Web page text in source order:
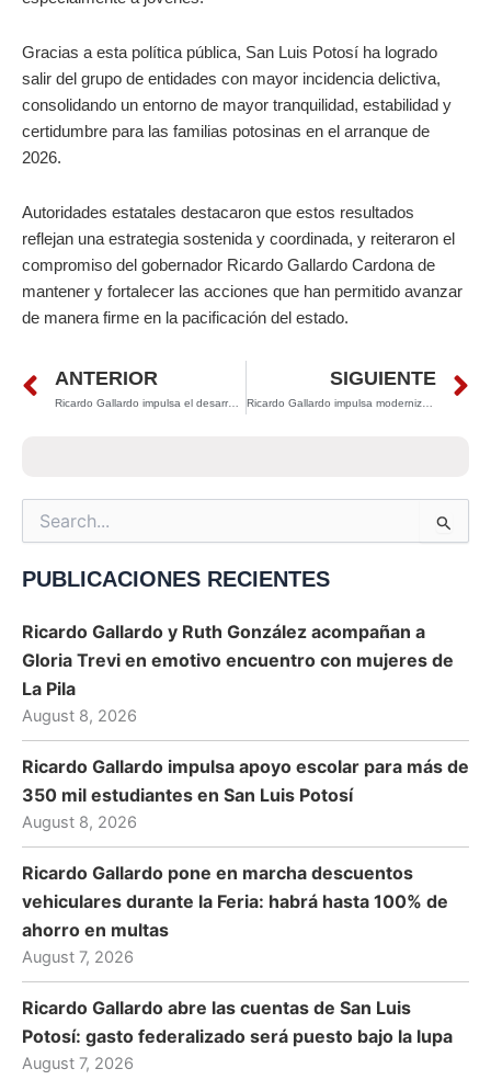
Gracias a esta política pública, San Luis Potosí ha logrado
salir del grupo de entidades con mayor incidencia delictiva,
consolidando un entorno de mayor tranquilidad, estabilidad y
certidumbre para las familias potosinas en el arranque de
2026.
Autoridades estatales destacaron que estos resultados
reflejan una estrategia sostenida y coordinada, y reiteraron el
compromiso del gobernador Ricardo Gallardo Cardona de
mantener y fortalecer las acciones que han permitido avanzar
de manera firme en la pacificación del estado.
Prev
ANTERIOR
Ricardo Gallardo impulsa el desarrollo de la Huasteca con la rehabilitación del camino San Vicente–El Higo
SIGUIENTE
Ricardo Gallardo impulsa modernización sustentable de Splash; autoridades descartan tala de árboles en Tangamanga I
Search
for:
PUBLICACIONES RECIENTES
Ricardo Gallardo y Ruth González acompañan a
Gloria Trevi en emotivo encuentro con mujeres de
La Pila
August 8, 2026
Ricardo Gallardo impulsa apoyo escolar para más de
350 mil estudiantes en San Luis Potosí
August 8, 2026
Ricardo Gallardo pone en marcha descuentos
vehiculares durante la Feria: habrá hasta 100% de
ahorro en multas
August 7, 2026
Ricardo Gallardo abre las cuentas de San Luis
Potosí: gasto federalizado será puesto bajo la lupa
August 7, 2026